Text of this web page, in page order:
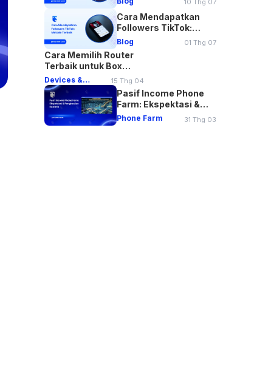
10 Thg 07
Cara Mendapatkan
Followers TikTok:
Metode Terbaik
Blog 01 Thg 07
Cara Memilih Router
Terbaik untuk Box
Phone Farm MMO di
2026
Devices &
Networking
15 Thg 04
Pasif Income Phone
Farm: Ekspektasi &
Penghasilan Realistis
Phone Farm 31 Thg 03